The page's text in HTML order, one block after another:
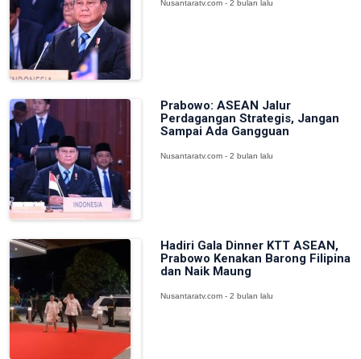
Nusantaratv.com - 2 bulan lalu
Prabowo: ASEAN Jalur
Perdagangan Strategis, Jangan
Sampai Ada Gangguan
Nusantaratv.com - 2 bulan lalu
Hadiri Gala Dinner KTT ASEAN,
Prabowo Kenakan Barong Filipina
dan Naik Maung
Nusantaratv.com - 2 bulan lalu